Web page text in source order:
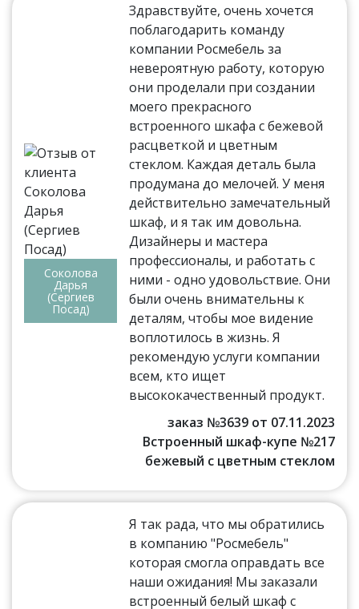
Соколова
Дарья
(Сергиев
Посад)
Здравствуйте, очень хочется
поблагодарить команду
компании Росмебель за
невероятную работу, которую
они проделали при создании
моего прекрасного
встроенного шкафа с бежевой
расцветкой и цветным
стеклом. Каждая деталь была
продумана до мелочей. У меня
действительно замечательный
шкаф, и я так им довольна.
Дизайнеры и мастера
профессионалы, и работать с
ними - одно удовольствие. Они
были очень внимательны к
деталям, чтобы мое видение
воплотилось в жизнь. Я
рекомендую услуги компании
всем, кто ищет
высококачественный продукт.
заказ №3639 от 07.11.2023
Встроенный шкаф-купе №217
бежевый с цветным стеклом
Я так рада, что мы обратились
в компанию "Росмебель"
которая смогла оправдать все
наши ожидания! Мы заказали
встроенный белый шкаф с